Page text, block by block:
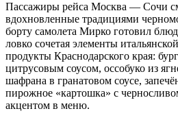
Пассажиры рейса Москва — Сочи
вдохновленные традициями
борту самолета Мирко готовил
ловко сочетая элементы
продукты Краснодарского края:
цитрусовым соусом, оссобуко из
шафрана в гранатовом соусе,
пирожное «картошка» с
акцентом в меню.